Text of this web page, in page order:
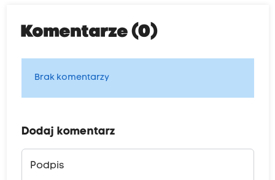
Komentarze (0)
Brak komentarzy
Dodaj komentarz
Podpis